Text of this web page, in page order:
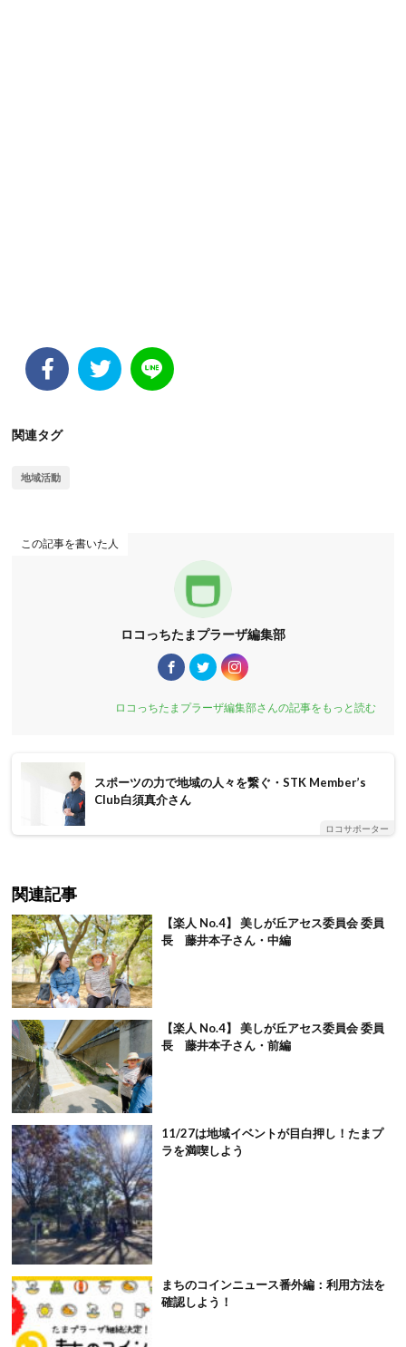
関連タグ
地域活動
この記事を書いた人
ロコっちたまプラーザ編集部
ロコっちたまプラーザ編集部さんの記事をもっと読む
スポーツの力で地域の人々を繋ぐ・STK Member’s
Club白須真介さん
ロコサポーター
関連記事
【楽人 No.4】 美しが丘アセス委員会 委員
長 藤井本子さん・中編
【楽人 No.4】 美しが丘アセス委員会 委員
長 藤井本子さん・前編
11/27は地域イベントが目白押し！たまプ
ラを満喫しよう
まちのコインニュース番外編：利用方法を
確認しよう！